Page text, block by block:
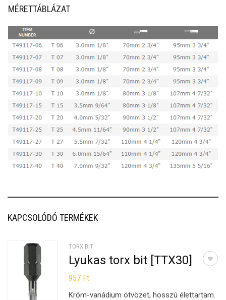
MÉRETTÁBLÁZAT
KAPCSOLÓDÓ TERMÉKEK
TORX BIT
Lyukas torx bit [TTX30]
957 Ft
Króm-vanádium ötvözet, hosszú élettartam.